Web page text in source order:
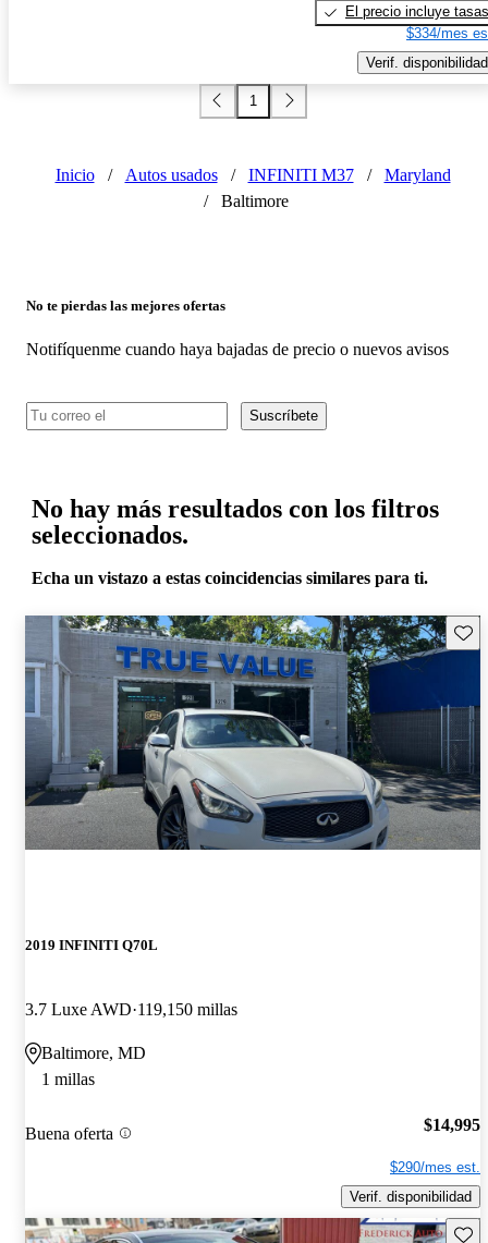
El precio incluye tasas
$334/mes
Verif. disponibilidad
1
Inicio / Autos usados / INFINITI M37 /
Maryland
/
Baltimore
No te pierdas las mejores ofertas
Notifíquenme cuando haya bajadas de precio o nuevos avisos
Suscríbete
No hay más resultados con los filtros
seleccionados.
Echa un vistazo a estas coincidencias similares para ti.
2019 INFINITI Q70L
3.7 Luxe AWD 119,150 millas
Baltimore, MD
1 millas
Buena oferta $14,995
$290/mes est.
Verif. disponibilidad